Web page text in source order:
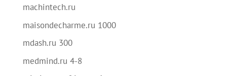
machintech.ru
maisondecharme.ru 1000
mdash.ru 300
medmind.ru 4-8